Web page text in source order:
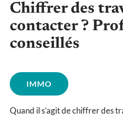
Chiffrer des
contacter ?
conseillés
IMMO
Quand il s’agit de chiffrer des